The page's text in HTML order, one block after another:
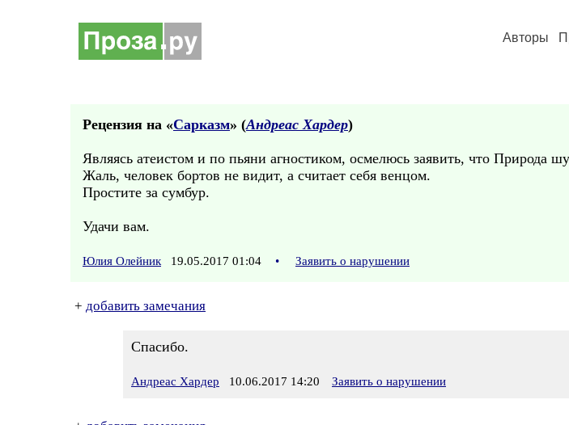
Авторы
Рецензия на «Сарказм» (Андреас Хардер)
Являясь атеистом и по пьяни агностиком, осмелюсь заявить, что
Жаль, человек бортов не видит, а считает себя венцом.
Простите за сумбур.
Удачи вам.
Юлия Олейник 19.05.2017 01:04 • Заявить о нарушении
+ добавить замечания
Спасибо.
Андреас Хардер 10.06.2017 14:20 Заявить о нарушении